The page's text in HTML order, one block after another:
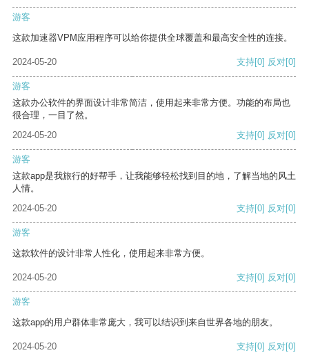
游客
这款加速器VPM应用程序可以给你提供全球覆盖和最高安全性的连接。
2024-05-20 支持[0] 反对[0]
游客
这款办公软件的界面设计非常简洁，使用起来非常方便。功能的布局也
很合理，一目了然。
2024-05-20
支持[0] 反对[0]
游客
这款app是我旅行的好帮手，让我能够轻松找到目的地，了解当地的风土
人情。
2024-05-20
支持[0] 反对[0]
游客
这款软件的设计非常人性化，使用起来非常方便。
2024-05-20 支持[0] 反对[0]
游客
这款app的用户群体非常庞大，我可以结识到来自世界各地的朋友。
2024-05-20 支持[0] 反对[0]